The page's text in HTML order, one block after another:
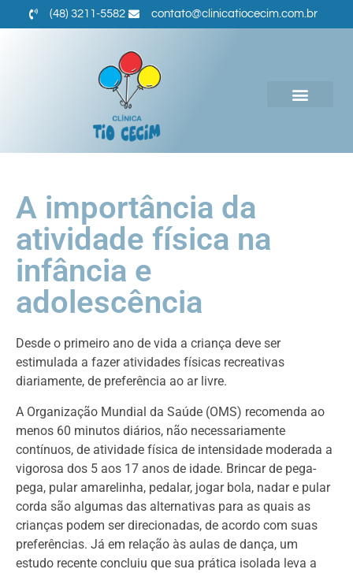
(48) 3211-5582 contato@clinicatiocecim.com.br
A importância da
atividade física na
infância e
adolescência
Desde o primeiro ano de vida a criança deve ser
estimulada a fazer atividades físicas recreativas
diariamente, de preferência ao ar livre.
A Organização Mundial da Saúde (OMS) recomenda ao
menos 60 minutos diários, não necessariamente
contínuos, de atividade física de intensidade moderada a
vigorosa dos 5 aos 17 anos de idade. Brincar de pega-
pega, pular amarelinha, pedalar, jogar bola, nadar e pular
corda são algumas das alternativas para as quais as
crianças podem ser direcionadas, de acordo com suas
preferências. Já em relação às aulas de dança, um
estudo recente concluiu que sua prática isolada leva a